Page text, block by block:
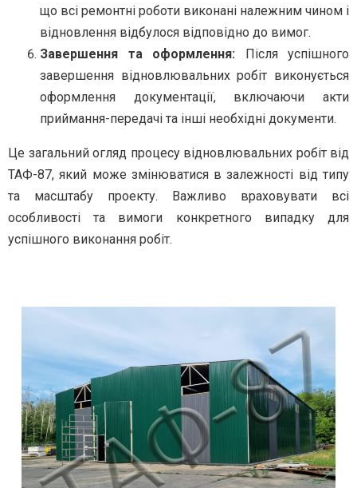
що всі ремонтні роботи виконані належним чином і
відновлення відбулося відповідно до вимог.
Завершення та оформлення: Після успішного
завершення відновлювальних робіт виконується
оформлення документації, включаючи акти
приймання-передачі та інші необхідні документи.
Це загальний огляд процесу відновлювальних робіт від
ТАФ-87, який може змінюватися в залежності від типу
та масштабу проекту. Важливо враховувати всі
особливості та вимоги конкретного випадку для
успішного виконання робіт.